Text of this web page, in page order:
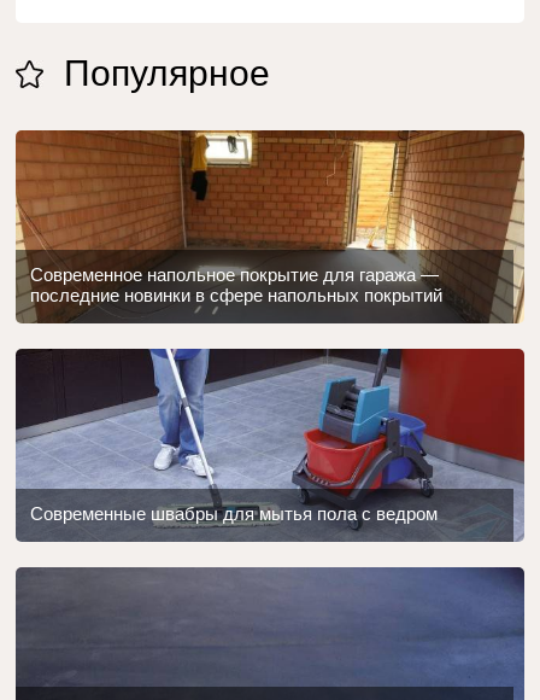
Популярное
Современное напольное покрытие для гаража —
последние новинки в сфере напольных покрытий
Современные швабры для мытья пола с ведром